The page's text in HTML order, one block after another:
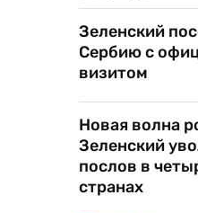
Зеленский
Сербию с
визитом
Новая волна
Зеленский
послов в
странах